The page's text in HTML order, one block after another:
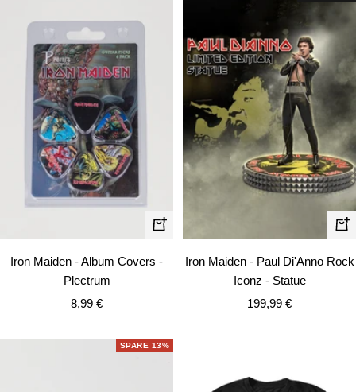
In
Iron Maiden - Album Covers -
Plectrum
Angebotspreis
8,99 €
In
Iron Maiden - Paul Di'Anno Rock
Iconz - Statue
Angebotspreis
199,99 €
SPARE 13%